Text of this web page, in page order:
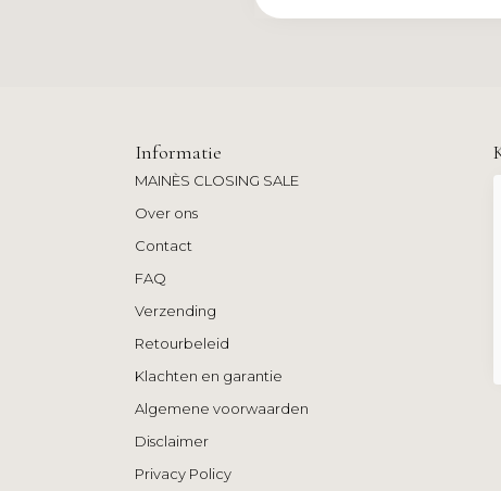
Informatie
MAINÈS CLOSING SALE
Over ons
Contact
FAQ
Verzending
Retourbeleid
Klachten en garantie
Algemene voorwaarden
Disclaimer
Privacy Policy